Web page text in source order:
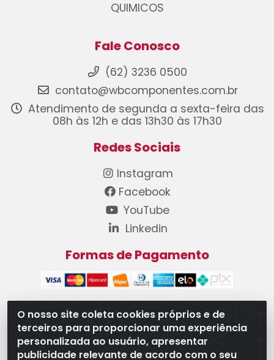
O nosso site coleta cookies próprios e de
terceiros para proporcionar uma experiência
personalizada ao usuário, apresentar
publicidade relevante de acordo com o seu
QUIMICOS
Fale Conosco
(62) 3236 0500
contato@wbcomponentes.com.br
Atendimento de segunda a sexta-feira das
08h às 12h e das 13h30 às 17h30
Redes Sociais
Instagram
Facebook
YouTube
Linkedin
Formas de Pagamento
WB Componentes Automotivos LTDA - CNPJ
08.528.393/0001-12 - Rua do Níquel, 667 - Parque
Oeste Industrial, Goiânia/GO - CEP 74375-660